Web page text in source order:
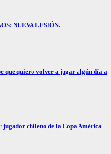
NUEVA LESIÓN.
que quiero volver a jugar algún día a
jugador chileno de la Copa América